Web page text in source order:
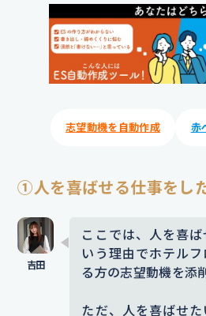
志望動機を自動作成 赤
①人を喜ばせる仕事をし
ここでは、人を喜
いう理由でホテル
る方の志望動機を添
ただ、人を喜ばせ